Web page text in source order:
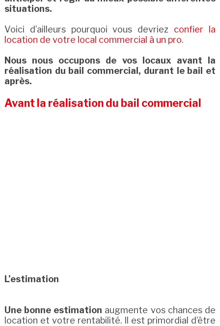
situations.
Voici d’ailleurs pourquoi vous devriez confier la
location de votre local commercial à un pro.
Nous nous occupons de vos locaux avant la
réalisation du bail commercial, durant le bail et
après.
Avant la réalisation du bail commercial
L’estimation
Une bonne estimation augmente vos chances de
location et votre rentabilité. Il est primordial d’être